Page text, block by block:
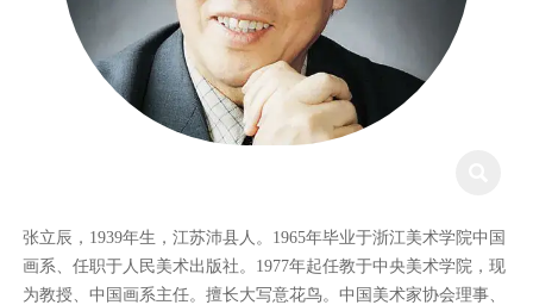
张立辰，1939年生，江苏沛县人。1965年毕业于浙江美术学院中国
画系、任职于人民美术出版社。1977年起任教于中央美术学院，现
为教授、中国画系主任。擅长大写意花鸟。中国美术家协会理事、